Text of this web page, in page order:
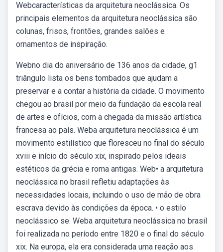
Webcaracterísticas da arquitetura neoclássica. Os
principais elementos da arquitetura neoclássica são
colunas, frisos, frontões, grandes salões e
ornamentos de inspiração.
Webno dia do aniversário de 136 anos da cidade, g1
triângulo lista os bens tombados que ajudam a
preservar e a contar a história da cidade. O movimento
chegou ao brasil por meio da fundação da escola real
de artes e ofícios, com a chegada da missão artística
francesa ao país. Weba arquitetura neoclássica é um
movimento estilístico que floresceu no final do século
xviii e início do século xix, inspirado pelos ideais
estéticos da grécia e roma antigas. Web• a arquitetura
neoclássica no brasil refletiu adaptações às
necessidades locais, incluindo o uso de mão de obra
escrava devido às condições da época. • o estilo
neoclássico se. Weba arquitetura neoclássica no brasil
foi realizada no período entre 1820 e o final do século
xix. Na europa, ela era considerada uma reação aos